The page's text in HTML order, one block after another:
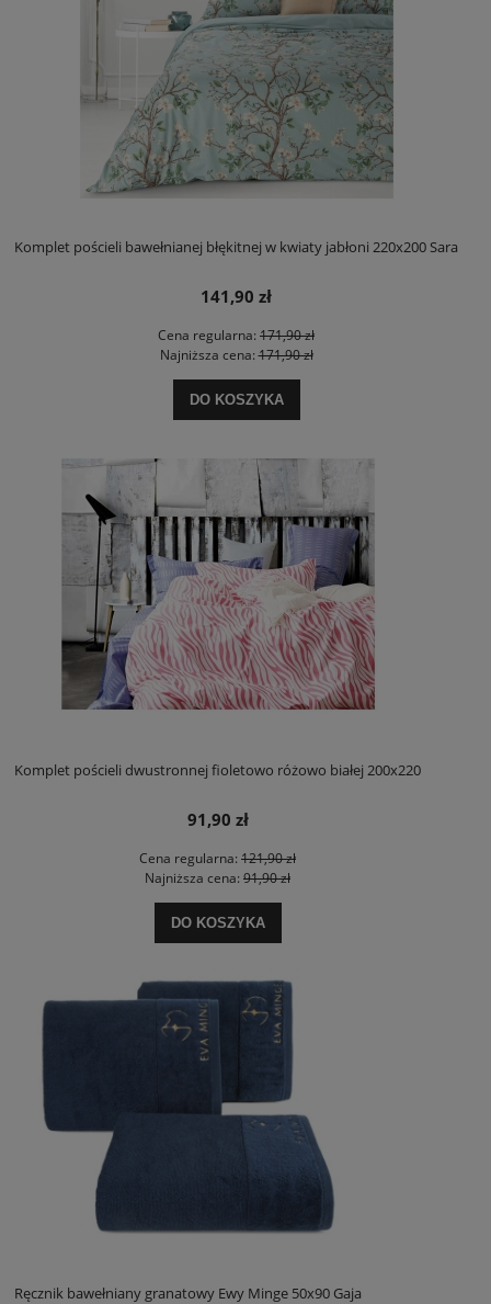
Komplet pościeli bawełnianej błękitnej w kwiaty jabłoni 220x200 Sara
141,90 zł
Cena regularna: 171,90 zł
Najniższa cena:171,90 zł
DO KOSZYKA
Komplet pościeli dwustronnej fioletowo różowo białej 200x220
91,90 zł
Cena regularna: 121,90 zł
Najniższa cena: 91,90 zł
DO KOSZYKA
Ręcznik bawełniany granatowy Ewy Minge 50x90 Gaja